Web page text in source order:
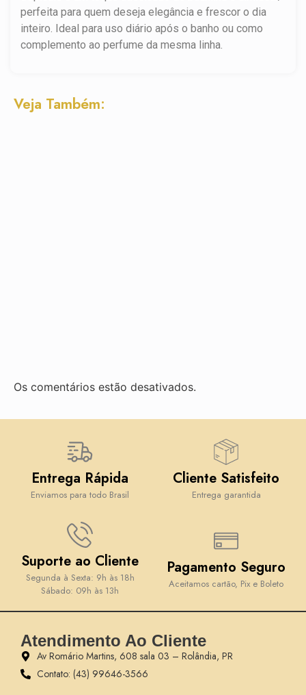
perfeita para quem deseja elegância e frescor o dia
inteiro. Ideal para uso diário após o banho ou como
complemento ao perfume da mesma linha.
Veja Também:
Os comentários estão desativados.
Entrega Rápida
Enviamos para todo Brasil
Cliente Satisfeito
Entrega garantida
Suporte ao Cliente
Segunda à Sexta: 9h às 18h
Sábado: 09h às 13h
Pagamento Seguro
Aceitamos cartão, Pix e Boleto
Atendimento Ao Cliente
Av Romário Martins, 608 sala 03 – Rolândia, PR
Contato: (43) 99646-3566